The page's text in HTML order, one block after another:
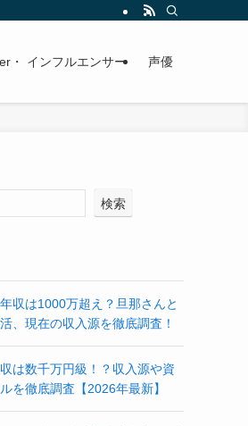
・ インフルエンサー 声優
検索
収は1000万超え？旦那さんと
、現在の収入源を徹底調査！
は数千万円級！？収入源や資
を徹底調査【2026年最新】